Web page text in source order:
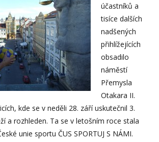
účastníků a
tisíce dalších
nadšených
přihlížejících
obsadilo
náměstí
Přemysla
Otakara II.
kde se v neděli 28. září uskutečnil 3.
a rozhleden. Ta se v letošním roce stala
unie sportu ČUS SPORTUJ S NÁMI.